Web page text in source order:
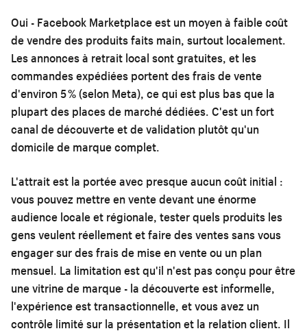
Oui - Facebook Marketplace est un moyen à faible coût
de vendre des produits faits main, surtout localement.
Les annonces à retrait local sont gratuites, et les
commandes expédiées portent des frais de vente
d'environ 5 % (selon Meta), ce qui est plus bas que la
plupart des places de marché dédiées. C'est un fort
canal de découverte et de validation plutôt qu'un
domicile de marque complet.
L'attrait est la portée avec presque aucun coût initial :
vous pouvez mettre en vente devant une énorme
audience locale et régionale, tester quels produits les
gens veulent réellement et faire des ventes sans vous
engager sur des frais de mise en vente ou un plan
mensuel. La limitation est qu'il n'est pas conçu pour être
une vitrine de marque - la découverte est informelle,
l'expérience est transactionnelle, et vous avez un
contrôle limité sur la présentation et la relation client. Il